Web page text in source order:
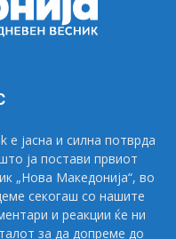
јасна и силна потврда
ја постави првиот
„Нова Македонија“, во
секогаш со нашите
и реакции ќе ни
за да допреме до